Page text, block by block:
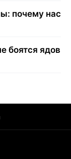
почему нас
боятся ядов